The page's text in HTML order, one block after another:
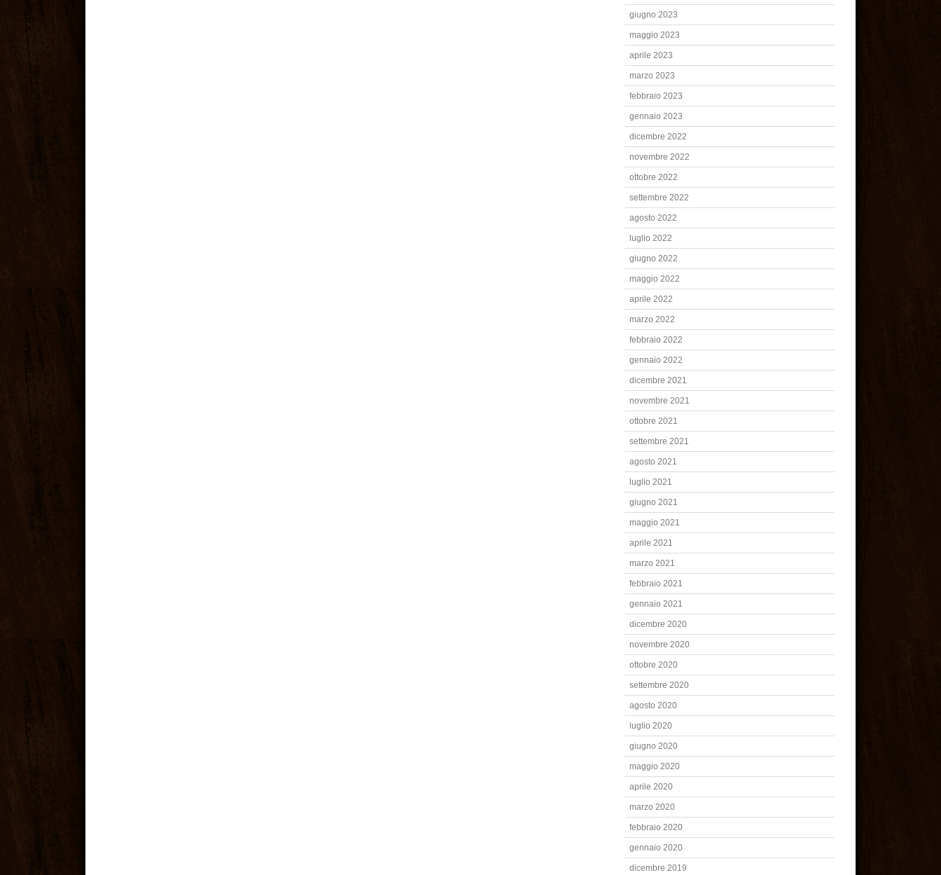
giugno 2023
maggio 2023
aprile 2023
marzo 2023
febbraio 2023
gennaio 2023
dicembre 2022
novembre 2022
ottobre 2022
settembre 2022
agosto 2022
luglio 2022
giugno 2022
maggio 2022
aprile 2022
marzo 2022
febbraio 2022
gennaio 2022
dicembre 2021
novembre 2021
ottobre 2021
settembre 2021
agosto 2021
luglio 2021
giugno 2021
maggio 2021
aprile 2021
marzo 2021
febbraio 2021
gennaio 2021
dicembre 2020
novembre 2020
ottobre 2020
settembre 2020
agosto 2020
luglio 2020
giugno 2020
maggio 2020
aprile 2020
marzo 2020
febbraio 2020
gennaio 2020
dicembre 2019